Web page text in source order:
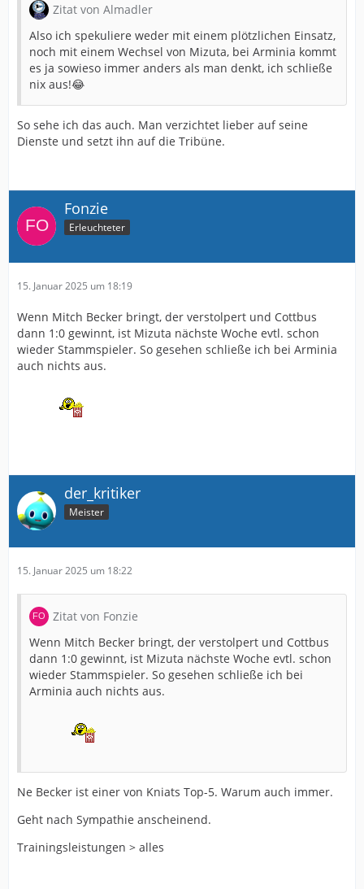
Zitat von Almadler
Also ich spekuliere weder mit einem plötzlichen Einsatz,
noch mit einem Wechsel von Mizuta, bei Arminia kommt
es ja sowieso immer anders als man denkt, ich schließe
nix aus!😂
So sehe ich das auch. Man verzichtet lieber auf seine
Dienste und setzt ihn auf die Tribüne.
Fonzie
Erleuchteter
15. Januar 2025 um 18:19
Wenn Mitch Becker bringt, der verstolpert und Cottbus
dann 1:0 gewinnt, ist Mizuta nächste Woche evtl. schon
wieder Stammspieler. So gesehen schließe ich bei Arminia
auch nichts aus.
der_kritiker
Meister
15. Januar 2025 um 18:22
Zitat von Fonzie
Wenn Mitch Becker bringt, der verstolpert und Cottbus
dann 1:0 gewinnt, ist Mizuta nächste Woche evtl. schon
wieder Stammspieler. So gesehen schließe ich bei
Arminia auch nichts aus.
Ne Becker ist einer von Kniats Top-5. Warum auch immer.
Geht nach Sympathie anscheinend.
Trainingsleistungen > alles